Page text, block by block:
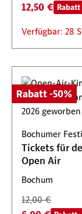
12,50 € Rabatt
Verfügbar: 28
Rabatt -50%
Bochumer
Tickets für
Open Air
Bochum
12,00 €